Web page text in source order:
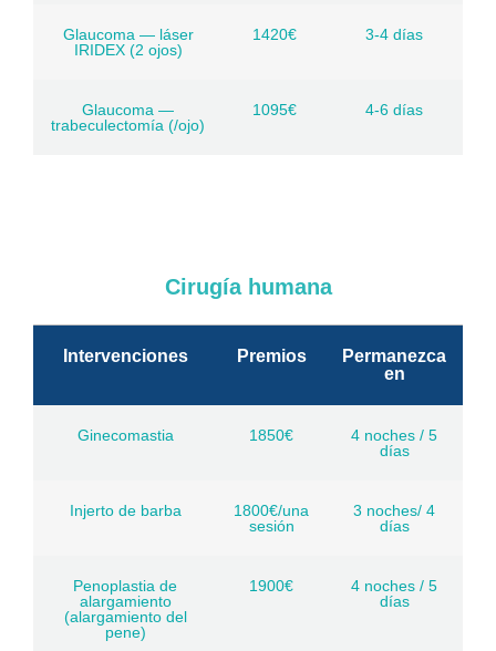
Glaucoma — láser
IRIDEX (2 ojos)
1420€ 3-4 días
Glaucoma —
trabeculectomía (/ojo)
1095€ 4-6 días
Cirugía humana
Intervenciones Premios
Permanezca
en
Ginecomastia 1850€
4 noches / 5
días
Injerto de barba
1800€/una
sesión
3 noches/ 4
días
Penoplastia de
alargamiento
(alargamiento del
pene)
1900€
4 noches / 5
días